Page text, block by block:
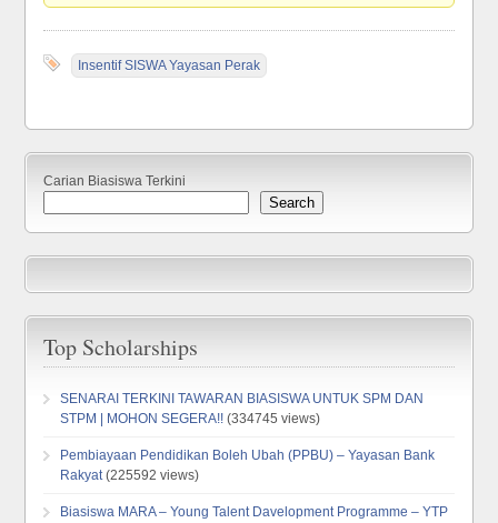
Insentif SISWA Yayasan Perak
Carian Biasiswa Terkini
Search
Top Scholarships
SENARAI TERKINI TAWARAN BIASISWA UNTUK SPM DAN
STPM | MOHON SEGERA!! (334745 views)
Pembiayaan Pendidikan Boleh Ubah (PPBU) – Yayasan Bank
Rakyat(225592 views)
Biasiswa MARA – Young Talent Davelopment Programme – YTP